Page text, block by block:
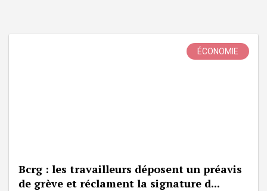
ÉCONOMIE
Bcrg : les travailleurs déposent un préavis
de grève et réclament la signature d...